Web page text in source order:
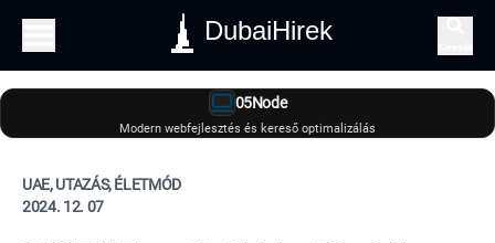
DubaiHirek
05Node
Modern webfejlesztés és kereső optimalizálás
UAE, UTAZÁS, ÉLETMÓD
2024. 12. 07